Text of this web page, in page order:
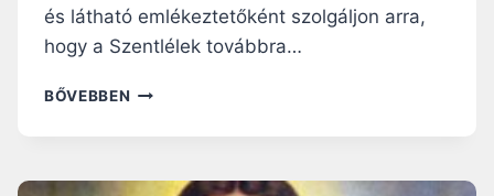
és látható emlékeztetőként szolgáljon arra,
hogy a Szentlélek továbbra…
BŐVEBBEN MIÉRT
TEMPLOM